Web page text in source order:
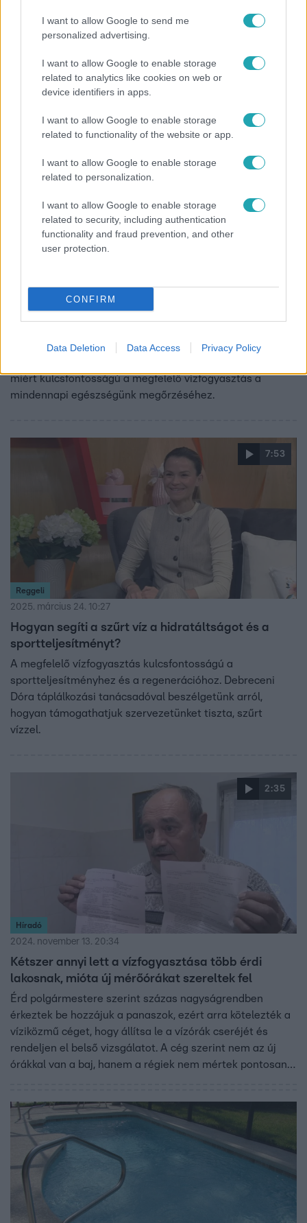
I want to allow Google to send me
personalized advertising.
I want to allow Google to enable storage
related to analytics like cookies on web or
device identifiers in apps.
I want to allow Google to enable storage
related to functionality of the website or app.
I want to allow Google to enable storage
related to personalization.
I want to allow Google to enable storage
related to security, including authentication
functionality and fraud prevention, and other
user protection.
CONFIRM
Data Deletion Data Access Privacy Policy
Öt hétköznapi szokás, ami titokban akadályozza a
Hiába figyelsz az étrendre és a mozgásra, ha ez az 5
rossz szokás közbeszól. Tudd meg, mi hátráltatja a
fogyást és mit tehetsz ellene!
Reggeli
2025. március 24. 10:28
A vízfogyasztás hatása a biokémiai folyamatokra
és egészségünkre
miért kulcsfontosságú a megfelelő vízfogyasztás a
mindennapi egészségünk megőrzéséhez.
7:53
Reggeli
2025. március 24. 10:27
Hogyan segíti a szűrt víz a hidratáltságot és a
sportteljesítményt?
A megfelelő vízfogyasztás kulcsfontosságú a
sportteljesítményhez és a regenerációhoz. Debreceni
Dóra táplálkozási tanácsadóval beszélgetünk arról,
hogyan támogathatjuk szervezetünket tiszta, szűrt
vízzel.
2:35
Híradó
2024. november 13. 20:34
Kétszer annyi lett a vízfogyasztása több érdi
lakosnak, mióta új mérőórákat szereltek fel
Érd polgármestere szerint százas nagyságrendben
érkeztek be hozzájuk a panaszok, ezért arra kötelezték a
víziközmű céget, hogy állítsa le a vízórák cseréjét és
rendeljen el belső vizsgálatot. A cég szerint nem az új
órákkal van a baj, hanem a régiek nem mértek pontosan.